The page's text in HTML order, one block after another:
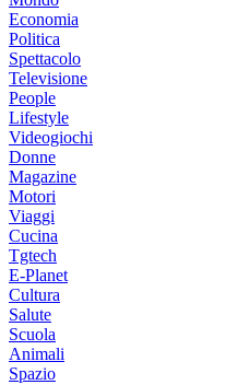
Economia
Politica
Spettacolo
Televisione
People
Lifestyle
Videogiochi
Donne
Magazine
Motori
Viaggi
Cucina
Tgtech
E-Planet
Cultura
Salute
Scuola
Animali
Spazio